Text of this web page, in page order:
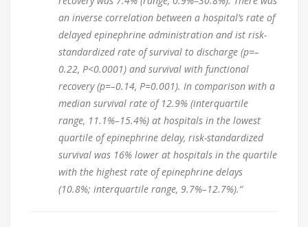
an inverse correlation between a hospital’s rate of
delayed epinephrine administration and ist risk-
standardized rate of survival to discharge (p=–
0.22, P<0.0001) and survival with functional
recovery (p=–0.14, P=0.001). In comparison with a
median survival rate of 12.9% (interquartile
range, 11.1%–15.4%) at hospitals in the lowest
quartile of epinephrine delay, risk-standardized
survival was 16% lower at hospitals in the quartile
with the highest rate of epinephrine delays
(10.8%; interquartile range, 9.7%–12.7%).“